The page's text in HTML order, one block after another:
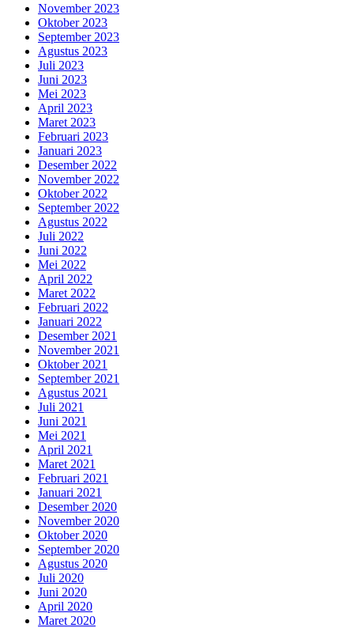
November 2023
Oktober 2023
September 2023
Agustus 2023
Juli 2023
Juni 2023
Mei 2023
April 2023
Maret 2023
Februari 2023
Januari 2023
Desember 2022
November 2022
Oktober 2022
September 2022
Agustus 2022
Juli 2022
Juni 2022
Mei 2022
April 2022
Maret 2022
Februari 2022
Januari 2022
Desember 2021
November 2021
Oktober 2021
September 2021
Agustus 2021
Juli 2021
Juni 2021
Mei 2021
April 2021
Maret 2021
Februari 2021
Januari 2021
Desember 2020
November 2020
Oktober 2020
September 2020
Agustus 2020
Juli 2020
Juni 2020
April 2020
Maret 2020